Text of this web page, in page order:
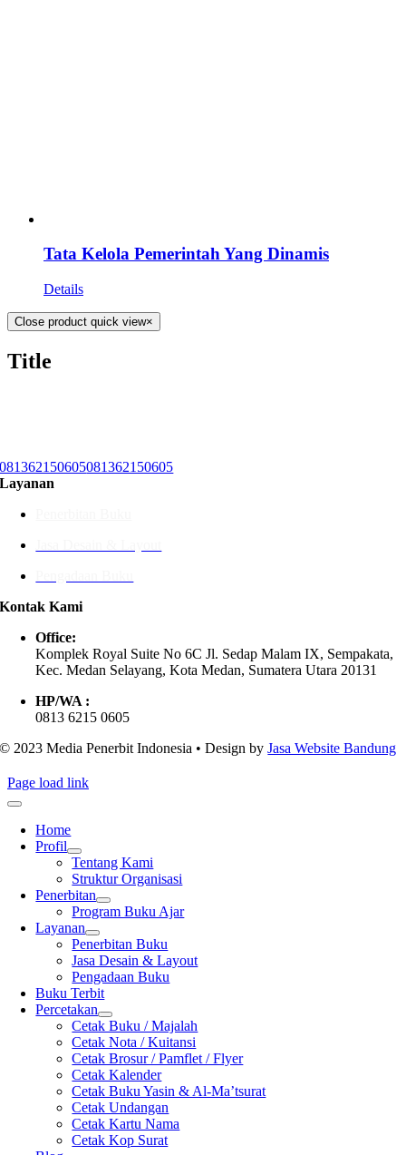
Tata Kelola Pemerintah Yang Dinamis
Details
Close product quick view×
Title
081362150605081362150605
Layanan
Kontak Kami
Office:
Komplek Royal Suite No 6C Jl. Sedap Malam IX, Sempakata,
Kec. Medan Selayang, Kota Medan, Sumatera Utara 20131
HP/WA :
0813 6215 0605
© 2023 Media Penerbit Indonesia • Design byJasa Website Bandung
Page load link
Home
Profil
Tentang Kami
Struktur Organisasi
Penerbitan
Program Buku Ajar
Layanan
Penerbitan Buku
Jasa Desain & Layout
Pengadaan Buku
Buku Terbit
Percetakan
Cetak Buku / Majalah
Cetak Nota / Kuitansi
Cetak Brosur / Pamflet / Flyer
Cetak Kalender
Cetak Buku Yasin & Al-Ma’tsurat
Cetak Undangan
Cetak Kartu Nama
Cetak Kop Surat